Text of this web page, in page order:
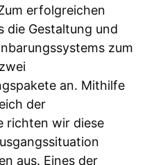
erfolgreichen
die Gestaltung und
zum
an. Mithilfe
der
richten wir diese
aus. Eines der